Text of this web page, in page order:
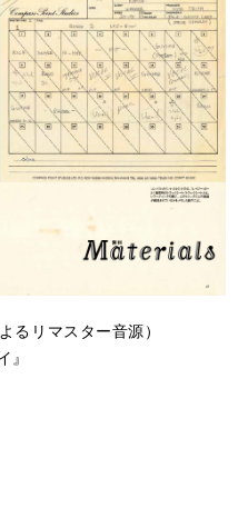
るリマスター音源）